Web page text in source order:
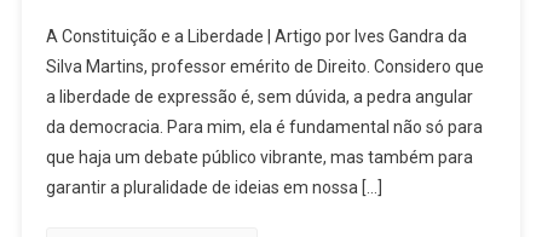
A Constituição e a Liberdade | Artigo por Ives Gandra da
Silva Martins, professor emérito de Direito. Considero que
a liberdade de expressão é, sem dúvida, a pedra angular
da democracia. Para mim, ela é fundamental não só para
que haja um debate público vibrante, mas também para
garantir a pluralidade de ideias em nossa […]